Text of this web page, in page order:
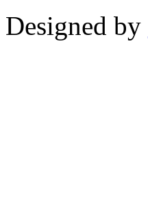
Designed by